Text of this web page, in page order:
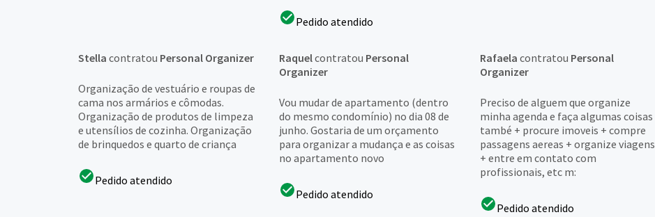
Pedido atendido
Stella contratou Personal Organizer
Organização de vestuário e roupas de
cama nos armários e cômodas.
Organização de produtos de limpeza
e utensílios de cozinha. Organização
de brinquedos e quarto de criança
Pedido atendido
Raquelcontratou Personal
Organizer
Vou mudar de apartamento (dentro
do mesmo condomínio) no dia 08 de
junho. Gostaria de um orçamento
para organizar a mudança e as coisas
no apartamento novo
Pedido atendido
Rafaela contratou Personal
Organizer
Preciso de alguem que organize
minha agenda e faça algumas coisas
també + procure imoveis + compre
passagens aereas + organize viagens
+ entre em contato com
profissionais, etc m:
Pedido atendido